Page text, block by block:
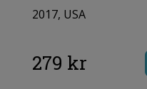
2017, USA
279 kr